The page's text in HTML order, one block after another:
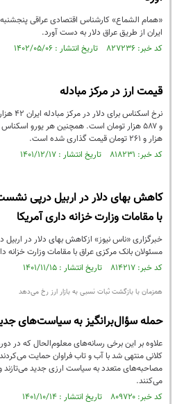
«همام الشماع» کارشناس اقتصادی عراقی
ایران از طریق عراق دلار به دست آورد.
کد خبر: ۸۲۷۲۳۶ تاریخ انتشار : ۱۴۰۲/۰۵/۰۶
قیمت ارز در مرکز مبادله
هزار و ۲۶۱ تومان قیمت گذاری شده است.
کد خبر: ۸۱۸۲۳۱ تاریخ انتشار : ۱۴۰۱/۱۲/۱۷
کاهش بهای دلار در اربیل درپی
با مقامات وزارت خزانه داری آمریکا
خبرگزاری «ناس نیوز» ازکاهش بهای دلار در
مسئولان بانک مرکزی عراق با مقامات وزارت خزانه
کد خبر: ۸۱۴۲۱۷ تاریخ انتشار : ۱۴۰۱/۱۱/۱۵
همزمان با بازگشت ثبات نسبی به بازار ارز رخ می‌دهد
حمله سؤال‌برانگیز به سیاست‌های
کلانی منتهی شد با آب و تاب فراوان حمایت
مصاحبه‌های متعدد به سیاست ارزی جدید می‌تازند و
می‌کنند.
کد خبر: ۸۰۹۷۲۰ تاریخ انتشار : ۱۴۰۱/۱۰/۱۴